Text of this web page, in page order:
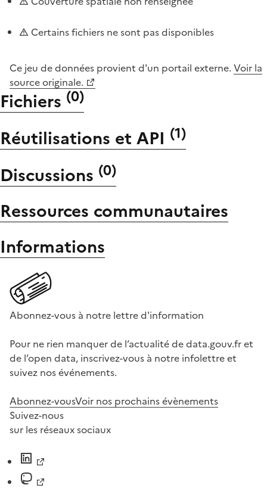
Certains fichiers ne sont pas disponibles
Ce jeu de données provient d'un portail externe. Voir la
source originale.
Fichiers (0)
Réutilisations et API (1)
Discussions (0)
Ressources communautaires
Informations
Abonnez-vous à notre lettre d'information
Pour ne rien manquer de l’actualité de data.gouv.fr et
de l’open data, inscrivez-vous à notre infolettre et
suivez nos événements.
Abonnez-vousVoir nos prochains évènements
Suivez-nous
sur les réseaux sociaux